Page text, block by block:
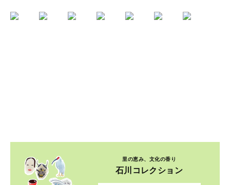
里の恵み、文化の香り
石川コレクション